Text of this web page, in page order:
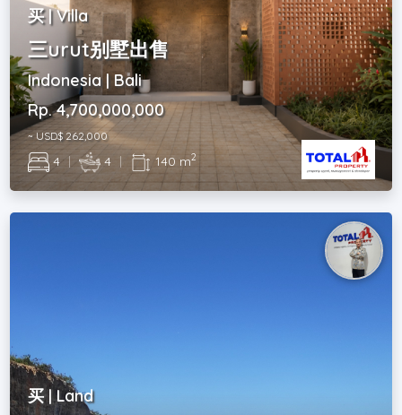
买 | Villa
三urut别墅出售
Indonesia | Bali
Rp. 4,700,000,000
~ USD$ 262,000
4 | 4 | 140 m2
买 | Land